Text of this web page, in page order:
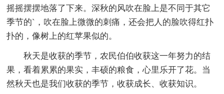
摇摇摆摆地落了下来。深秋的风吹在脸上是不同于其它
季节的`，吹在脸上微微的刺痛，还会把人的脸吹得红扑
扑的，像树上的红苹果似的。
秋天是收获的季节，农民伯伯收获这一年努力的结
果，看着累累的果实，丰硕的粮食，心里乐开了花。当
然秋天也是我们收获的季节，收获成长、收获知识。